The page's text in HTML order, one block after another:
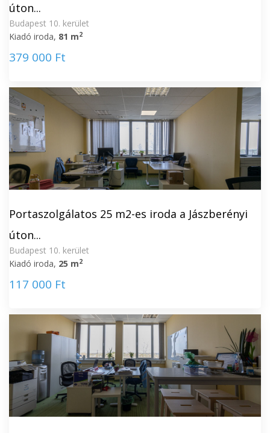
úton...
Budapest 10. kerület
Kiadó iroda, 81 m2
379 000 Ft
Portaszolgálatos 25 m2-es iroda a Jászberényi
úton...
Budapest 10. kerület
Kiadó iroda, 25 m2
117 000 Ft